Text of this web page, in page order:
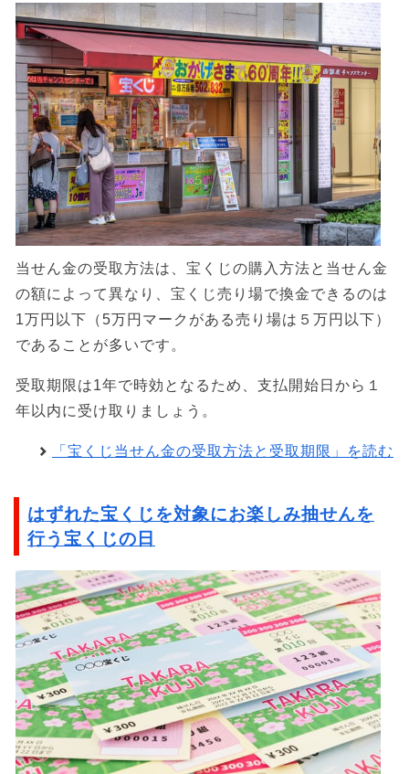
当せん金の受取方法は、宝くじの購入方法と当せん金
の額によって異なり、宝くじ売り場で換金できるのは
1万円以下（5万円マークがある売り場は５万円以下）
であることが多いです。
受取期限は1年で時効となるため、支払開始日から１
年以内に受け取りましょう。
「宝くじ当せん金の受取方法と受取期限」を読む
はずれた宝くじを対象にお楽しみ抽せんを
行う宝くじの日